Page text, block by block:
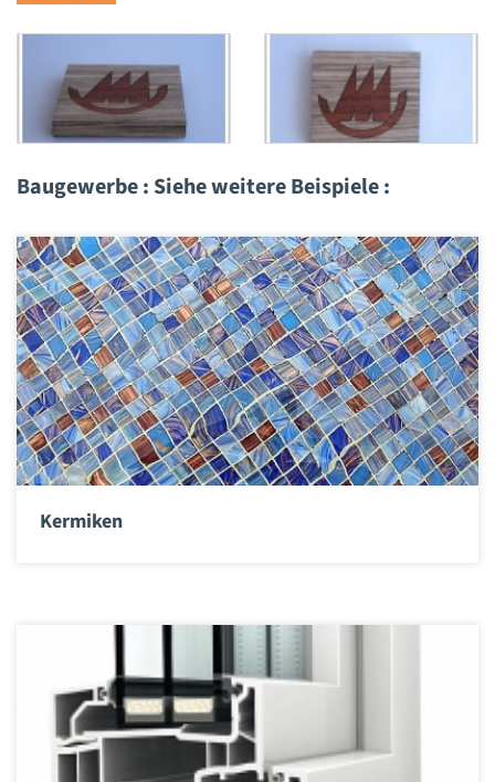
Baugewerbe : Siehe weitere Beispiele :
Kermiken